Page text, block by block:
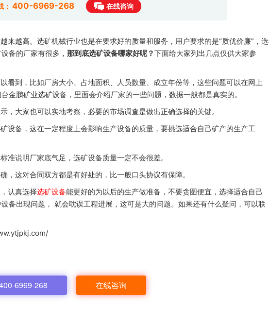
： 400-6969-268 在线咨询
来越高。选矿机械行业也是在要求好的质量和服务，用户要求的是“质优价廉”，选
备的厂家有很多， 那到底选矿设备哪家好呢？下面给大家列出几点仅供大家参
看到，比如厂房大小、占地面积、人员数量、成立年份等，这些问题可以在网上
金鹏矿业选矿设备，里面会介绍厂家的一些问题，数据一般都是真实的。
，大家也可以实地考察，必要的市场调查是做出正确选择的关键。
设备，这在一定程度上会影响生产设备的质量，要挑选适合自己矿产的生产工
准说明厂家底气足，选矿设备质量一定不会很差。
，这对合同双方都是有好处的，比一般口头协议有保障。
认真选择选矿设备能更好的为以后的生产做准备，不要贪图便宜，选择适合自己
备出现问题， 就会耽误工程进展，这可是大的问题。如果还有什么疑问，可以联
6969-268 在线咨询